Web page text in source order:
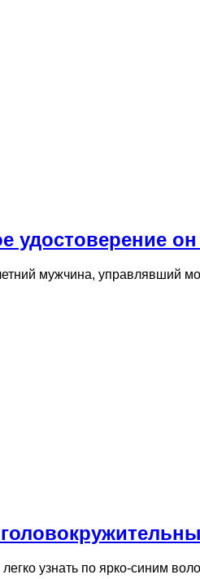
удостоверение
мужчина, управлявший
узнать по ярко-синим